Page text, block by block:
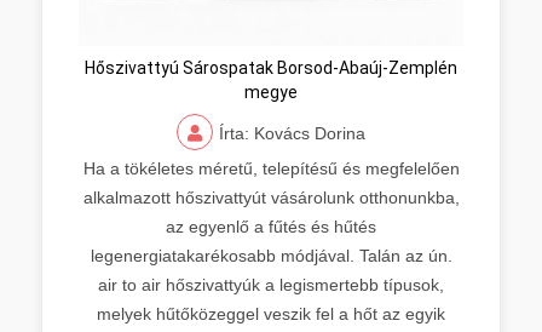
Hőszivattyú Sárospatak Borsod-Abaúj-Zemplén
megye
Írta: Kovács Dorina
Ha a tökéletes méretű, telepítésű és megfelelően
alkalmazott hőszivattyút vásárolunk otthonunkba,
az egyenlő a fűtés és hűtés
legenergiatakarékosabb módjával. Talán az ún.
air to air hőszivattyúk a legismertebb típusok,
melyek hűtőközeggel veszik fel a hőt az egyik